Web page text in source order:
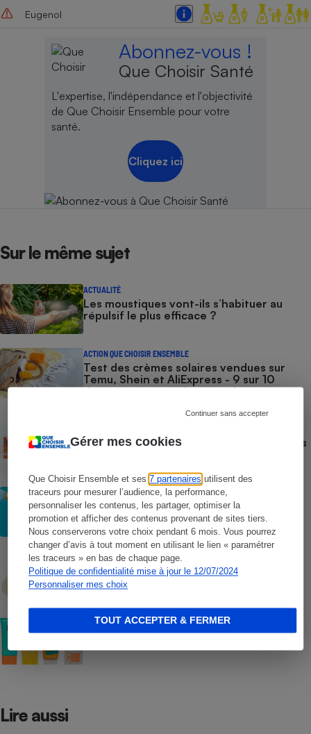
Gérer mes cookies
Que Choisir Ensemble et ses7 partenaires utilisent des
traceurs pour mesurer l’audience, la performance,
personnaliser les contenus, les partager, optimiser la
promotion et afficher des contenus provenant de sites tiers.
Nous conserverons votre choix pendant 6 mois. Vous pourrez
changer d’avis à tout moment en utilisant le lien « paramétrer
les traceurs » en bas de chaque page.
Politique de confidentialité mise à jour le 12/07/2024
Personnaliser mes choix
Continuer sans accepter
TOUT ACCEPTER & FERMER
Eugenol
Abonnez-vous !
Que Choisir Santé
L'expertise, l'indépendance et l'objectivité
de Que Choisir Ensemble pour votre
santé.
Cliquez ici
Sur le même sujet
ACTUALITÉ
Les moustiques vont-ils s’habituer au
répulsif le plus efficace ?
ACTION QUE CHOISIR ENSEMBLE
Test des crèmes solaires vendues sur
Temu, Shein et AliExpress - 9 sur 10
dangereuses pour la santé des
Crèmes solaires - Le bilan désastreux des
CONSEILS
Crèmes solaires - Les logos à la loupe
COMMENT NOUS TESTONS
Crèmes solaires - Le protocole
COMMENT NOUS TESTONS
Crèmes solaires visage - Le protocole
Lire aussi